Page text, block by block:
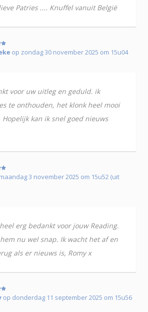
Patries .... Knuffel vanuit België
op zondag 30 november 2025 om 15u04
voor uw uitleg en geduld. ik
te onthouden, het klonk heel mooi
kan ik snel goed nieuws
3 november 2025 om 15u52 (uit
erg bedankt voor jouw Reading.
nu wel snap. Ik wacht het af en
als er nieuws is, Romy x
op donderdag 11 september 2025 om 15u56